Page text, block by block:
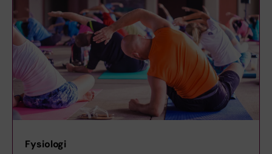
Fysiologi